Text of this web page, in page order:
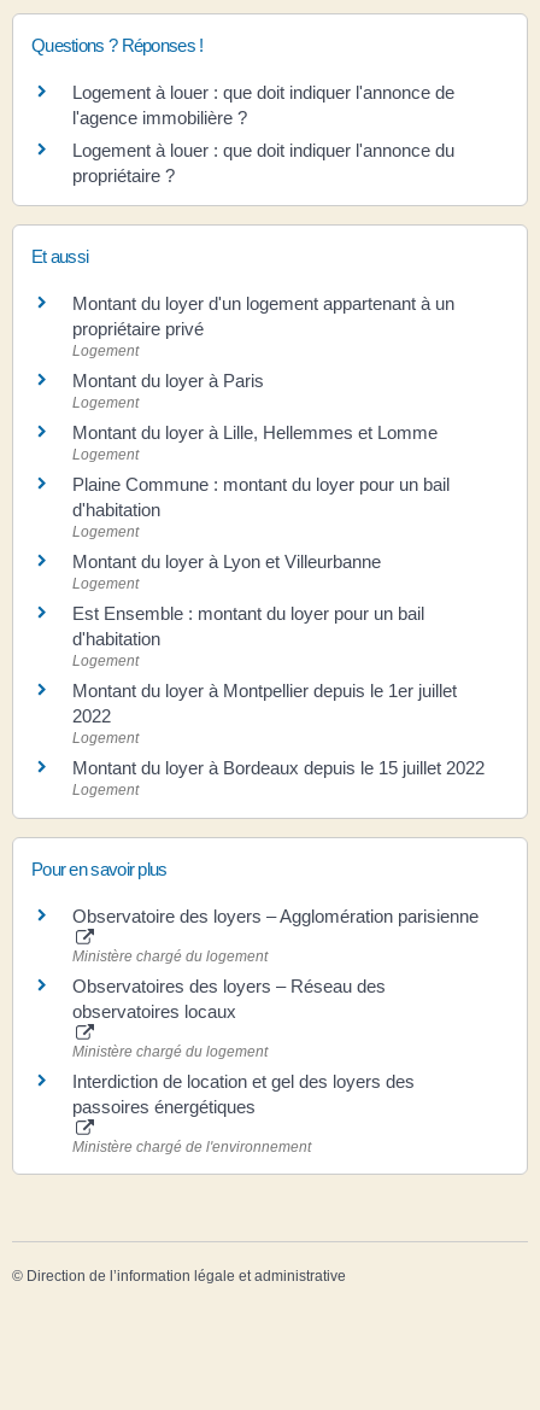
Questions ? Réponses !
Logement à louer : que doit indiquer l'annonce de
l'agence immobilière ?
Logement à louer : que doit indiquer l'annonce du
propriétaire ?
Et aussi
Montant du loyer d'un logement appartenant à un
propriétaire privé
Logement
Montant du loyer à Paris
Logement
Montant du loyer à Lille, Hellemmes et Lomme
Logement
Plaine Commune : montant du loyer pour un bail
d'habitation
Logement
Montant du loyer à Lyon et Villeurbanne
Logement
Est Ensemble : montant du loyer pour un bail
d'habitation
Logement
Montant du loyer à Montpellier depuis le 1er juillet
2022
Logement
Montant du loyer à Bordeaux depuis le 15 juillet 2022
Logement
Pour en savoir plus
Observatoire des loyers – Agglomération parisienne
Ministère chargé du logement
Observatoires des loyers – Réseau des
observatoires locaux
Ministère chargé du logement
Interdiction de location et gel des loyers des
passoires énergétiques
Ministère chargé de l'environnement
© Direction de l’information légale et administrative